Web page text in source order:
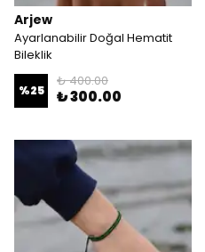
Arjew
Ayarlanabilir Doğal Hematit
Bileklik
%25
₺ 400.00
₺ 300.00